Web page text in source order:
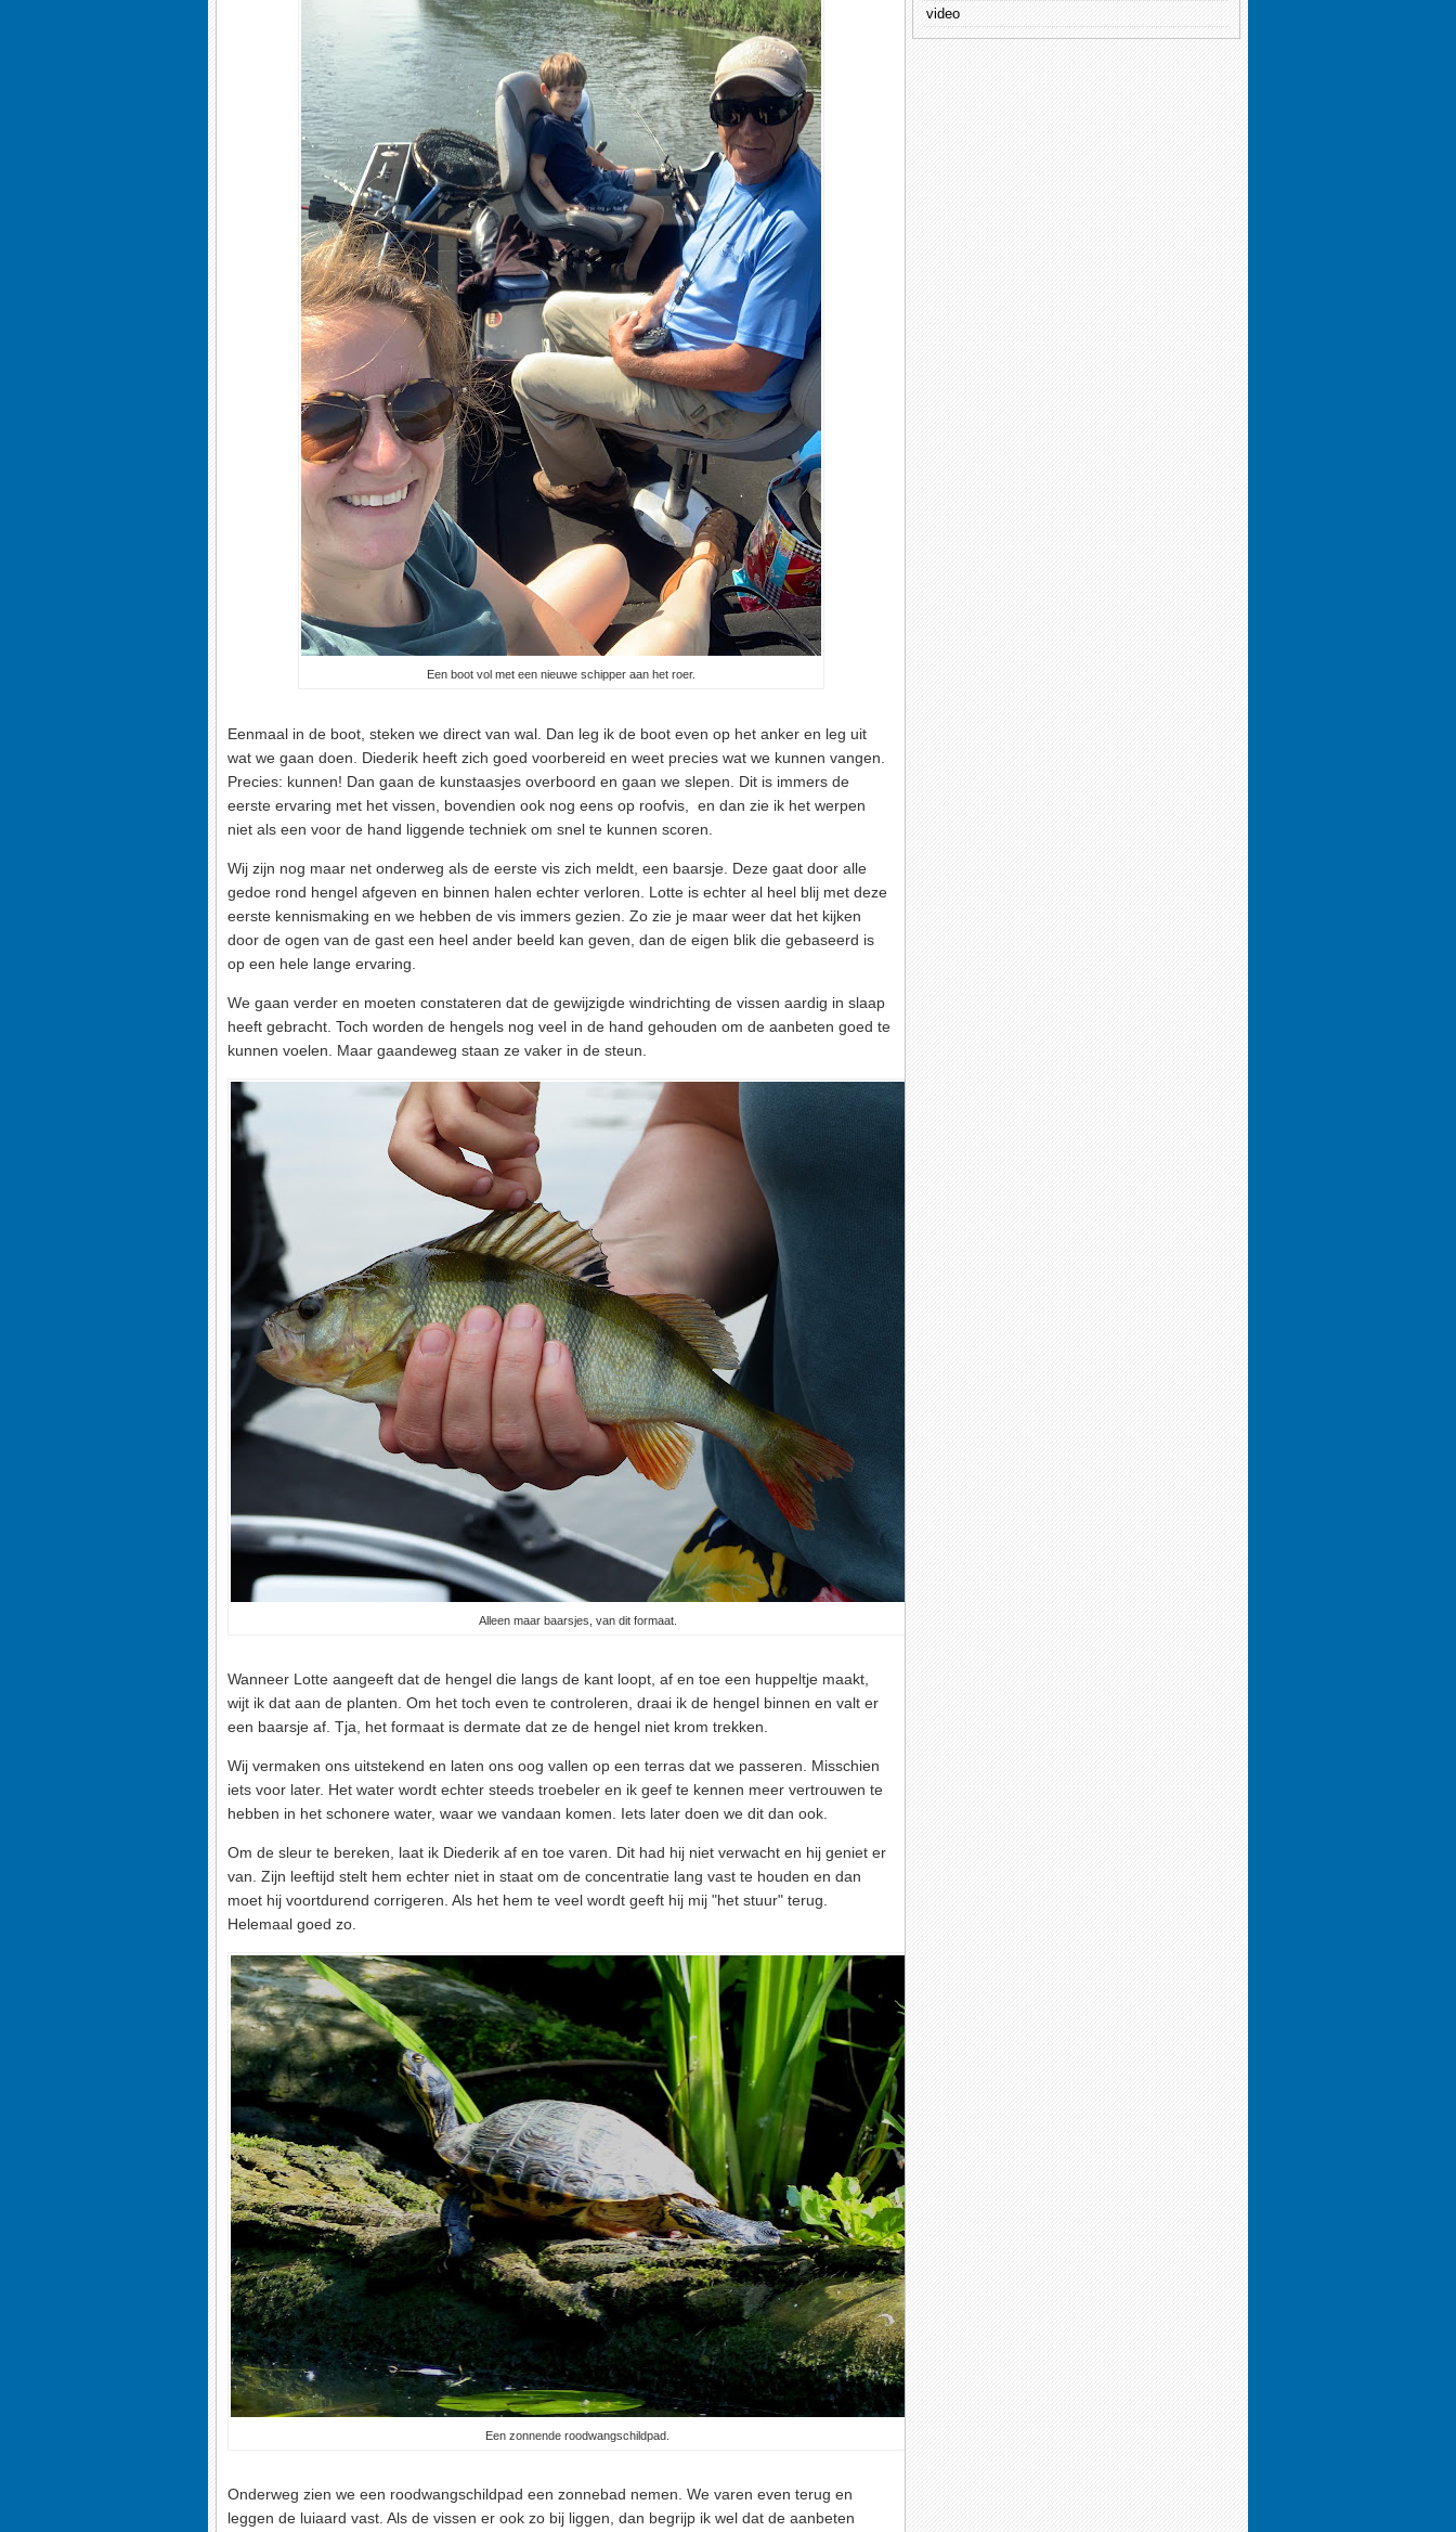
Een boot vol met een nieuwe schipper aan het roer.
Eenmaal in de boot, steken we direct van wal. Dan leg ik de boot even op het anker en leg uit
wat we gaan doen. Diederik heeft zich goed voorbereid en weet precies wat we kunnen vangen.
Precies: kunnen! Dan gaan de kunstaasjes overboord en gaan we slepen. Dit is immers de
eerste ervaring met het vissen, bovendien ook nog eens op roofvis, en dan zie ik het werpen
niet als een voor de hand liggende techniek om snel te kunnen scoren.
Wij zijn nog maar net onderweg als de eerste vis zich meldt, een baarsje. Deze gaat door alle
gedoe rond hengel afgeven en binnen halen echter verloren. Lotte is echter al heel blij met deze
eerste kennismaking en we hebben de vis immers gezien. Zo zie je maar weer dat het kijken
door de ogen van de gast een heel ander beeld kan geven, dan de eigen blik die gebaseerd is
op een hele lange ervaring.
We gaan verder en moeten constateren dat de gewijzigde windrichting de vissen aardig in slaap
heeft gebracht. Toch worden de hengels nog veel in de hand gehouden om de aanbeten goed te
kunnen voelen. Maar gaandeweg staan ze vaker in de steun.
Alleen maar baarsjes, van dit formaat.
Wanneer Lotte aangeeft dat de hengel die langs de kant loopt, af en toe een huppeltje maakt,
wijt ik dat aan de planten. Om het toch even te controleren, draai ik de hengel binnen en valt er
een baarsje af. Tja, het formaat is dermate dat ze de hengel niet krom trekken.
Wij vermaken ons uitstekend en laten ons oog vallen op een terras dat we passeren. Misschien
iets voor later. Het water wordt echter steeds troebeler en ik geef te kennen meer vertrouwen te
hebben in het schonere water, waar we vandaan komen. Iets later doen we dit dan ook.
Om de sleur te bereken, laat ik Diederik af en toe varen. Dit had hij niet verwacht en hij geniet er
van. Zijn leeftijd stelt hem echter niet in staat om de concentratie lang vast te houden en dan
moet hij voortdurend corrigeren. Als het hem te veel wordt geeft hij mij "het stuur" terug.
Helemaal goed zo.
Een zonnende roodwangschildpad.
Onderweg zien we een roodwangschildpad een zonnebad nemen. We varen even terug en
leggen de luiaard vast. Als de vissen er ook zo bij liggen, dan begrijp ik wel dat de aanbeten
video